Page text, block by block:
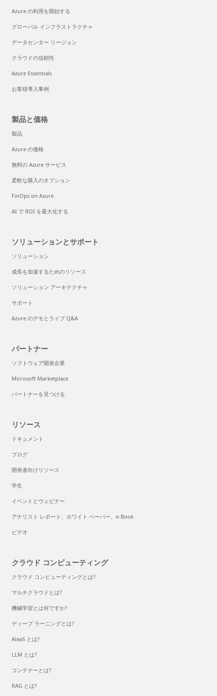
Azure の利用を開始する
グローバル インフラストラクチャ
データセンター リージョン
クラウドの信頼性
Azure Essentials
お客様導入事例
製品と価格
製品
Azure の価格
無料の Azure サービス
柔軟な購入のオプション
FinOps on Azure
AI で ROI を最大化する
ソリューションとサポート
ソリューション
成長を加速するためのリソース
ソリューション アーキテクチャ
サポート
Azure のデモとライブ Q&A
パートナー
ソフトウェア開発企業
Microsoft Marketplace
パートナーを見つける
リソース
ドキュメント
ブログ
開発者向けリソース
学生
イベントとウェビナー
アナリスト レポート、ホワイト ペーパー、e-Book
ビデオ
クラウド コンピューティング
クラウド コンピューティングとは?
マルチクラウドとは?
機械学習とは何ですか?
ディープ ラーニングとは?
AlaaS とは?
LLM とは?
コンテナーとは?
RAG とは?